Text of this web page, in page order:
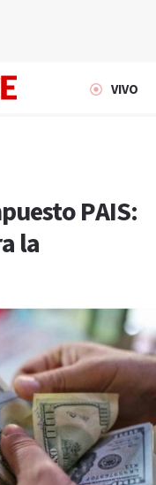
VIVO
PAIS:
la